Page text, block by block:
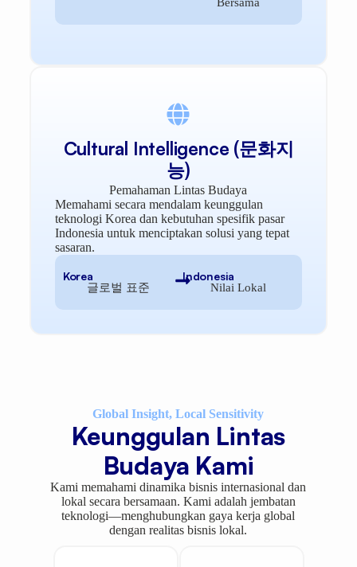
Cultural Intelligence (문화지
능)
Pemahaman Lintas Budaya
Memahami secara mendalam keunggulan
teknologi Korea dan kebutuhan spesifik pasar
Indonesia untuk menciptakan solusi yang tepat
sasaran.
Korea
글로벌 표준
Indonesia
Nilai Lokal
Global Insight, Local Sensitivity
Keunggulan Lintas
Budaya Kami
Kami memahami dinamika bisnis internasional dan
lokal secara bersamaan. Kami adalah jembatan
teknologi—menghubungkan gaya kerja global
dengan realitas bisnis lokal.